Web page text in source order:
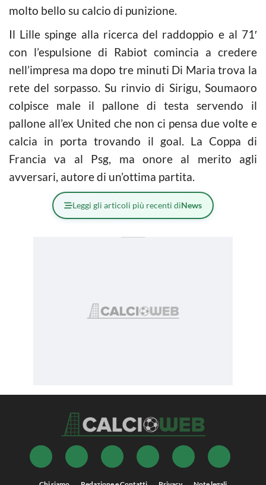
molto bello su calcio di punizione.
Il Lille spinge alla ricerca del raddoppio e al 71′
con l’espulsione di Rabiot comincia a credere
nell’impresa ma dopo tre minuti Di Maria trova la
rete del sorpasso. Su rinvio di Sirigu, Soumaoro
colpisce male il pallone di testa servendo il
pallone all’ex United che non ci pensa due volte e
calcia in porta trovando il goal. La Coppa di
Francia va al Psg, ma onore al merito agli
avversari, autore di un’ottima partita.
Leggi gli articoli più recenti diNews